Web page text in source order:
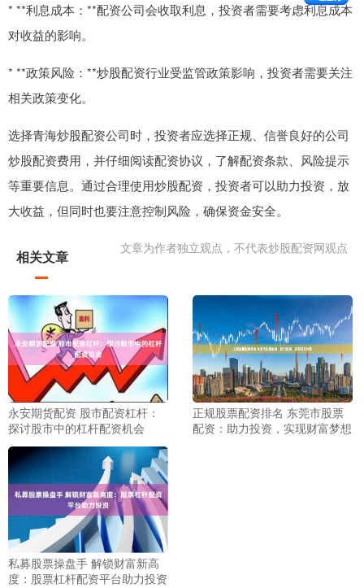
* **利息成本：**配资公司会收取利息，投资者需要考虑利息成本
对收益的影响。
* **政策风险：**炒股配资行业受监管政策影响，投资者需要关注
相关政策变化。
选择青海炒股配资公司时，投资者应选择正规、信誉良好的公司
炒股配资费用，并仔细阅读配资协议，了解配资条款、风险提示
等重要信息。通过合理使用炒股配资，投资者可以助力投资，放
大收益，但同时也要注意控制风险，确保资金安全。
文章为作者独立观点，不代表炒股配资网观点
相关文章
永安期货配资 股市配资杠杆：
探讨股市中的杠杆配资机会
正规股票配资排名 东莞市股票
配资：助力投资，实现财富梦想
私募股票操盘手 解锁财富新高
度：股票杠杆配资平台助力投资